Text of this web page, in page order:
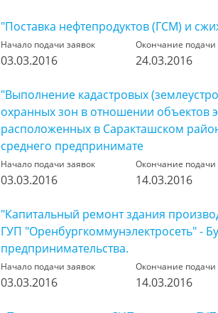
"Поставка нефтепродуктов (ГСМ) и
Начало подачи заявок
03.03.2016
Окончание подачи
24.03.2016
"Выполнение кадастровых
охранных зон в отношении объектов
расположенных в Саракташском
среднего предпринимате
Начало подачи заявок
03.03.2016
Окончание подачи
14.03.2016
"Капитальный ремонт здания
ГУП "Оренбургкоммунэлектросеть" -
предпринимательства.
Начало подачи заявок
03.03.2016
Окончание подачи
14.03.2016